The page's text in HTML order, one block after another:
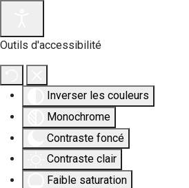
Outils d'accessibilité
Inverser les couleurs
Monochrome
Contraste foncé
Contraste clair
Faible saturation